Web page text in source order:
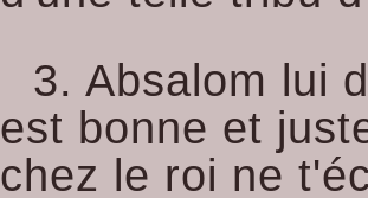
3. Absalom lui
est bonne et
chez le roi ne